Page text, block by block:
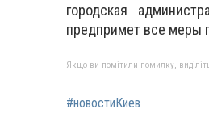
городская
предпримет все меры
Якщо ви помітили помилку,
#новостиКиев